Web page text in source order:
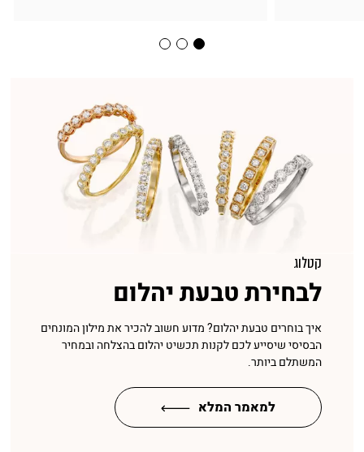
קטלוג
לבחירת טבעת יהלום
איך בוחרים טבעת יהלום? מדוע חשוב להכיר את מילון המונחים
הבסיסי שיסייע לכם לקנות תכשיט יהלום בהצלחה ובמחיר
המשתלם ביותר.
למאמר המלא